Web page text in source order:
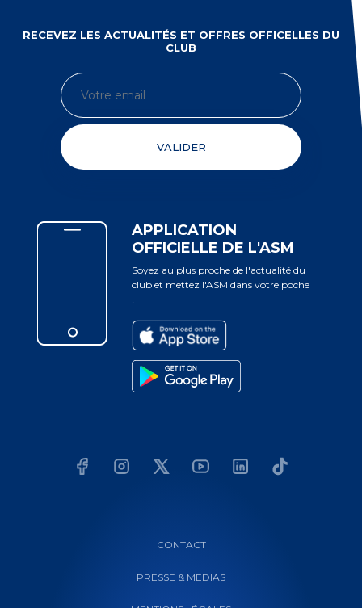
RECEVEZ LES ACTUALITÉS ET OFFRES OFFICELLES DU
CLUB
VALIDER
APPLICATION
OFFICIELLE DE L'ASM
Soyez au plus proche de l'actualité du
club et mettez l'ASM dans votre poche
!
CONTACT
PRESSE & MEDIAS